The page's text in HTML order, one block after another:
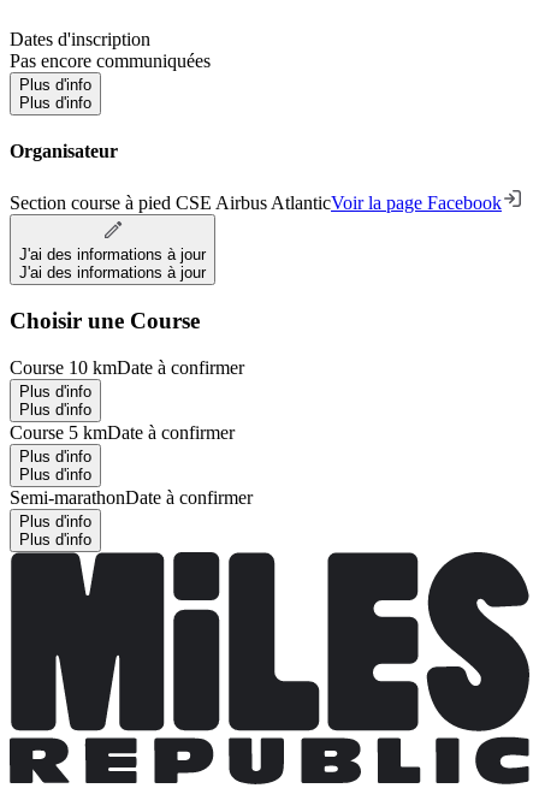
Dates d'inscription
Pas encore communiquées
Plus d'info
Plus d'info
Organisateur
Section course à pied CSE Airbus AtlanticVoir la page Facebook
J'ai des informations à jour
J'ai des informations à jour
Choisir une Course
Course 10 kmDate à confirmer
Plus d'info
Plus d'info
Course 5 kmDate à confirmer
Plus d'info
Plus d'info
Semi-marathonDate à confirmer
Plus d'info
Plus d'info